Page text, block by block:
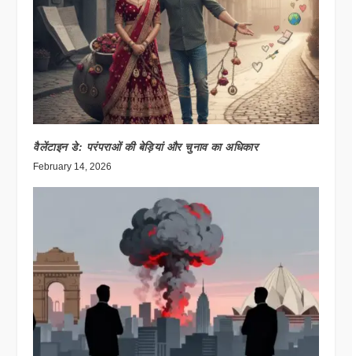
वैलेंटाइन डे: परंपराओं की बेड़ियां और चुनाव का अधिकार
February 14, 2026